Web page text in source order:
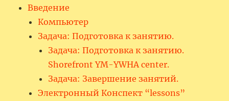
Введение
Компьютер
Задача: Подготовка к занятию.
Задача: Подготовка к занятию.
Shorefront YM-YWHA center.
Задача: Завершение занятий.
Электронный Конспект “lessons”